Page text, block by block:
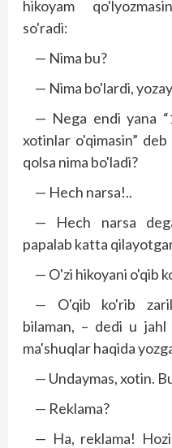
hikoyam
so'radi:
— Nima bu?
— Nima bo'lardi,
— Nega endi yana
xotinlar o'qimasin”
qolsa nima bo'ladi?
— Hech narsa!..
— Hech narsa
papalab katta
— O'zi hikoyani o'qib
— O'qib ko'rib
bilaman, – dedi u jahl
ma'shuqlar haqida
— Undaymas, xotin.
— Reklama?
— Ha, reklama!